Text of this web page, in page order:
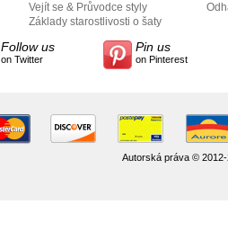
Vejít se & Průvodce styly
Základy starostlivosti o šaty
Follow us
on Twitter
Pin us
on Pinterest
Autorská práva ©